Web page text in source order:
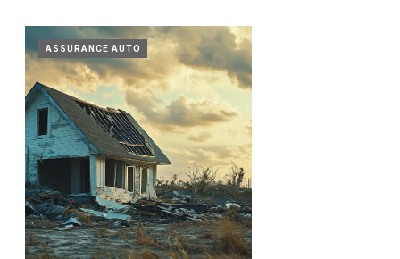
ASSURANCE AUTO